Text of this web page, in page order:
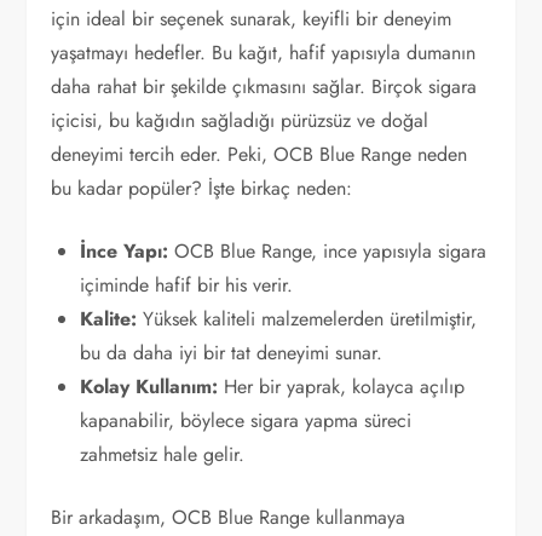
için ideal bir seçenek sunarak, keyifli bir deneyim
yaşatmayı hedefler. Bu kağıt, hafif yapısıyla dumanın
daha rahat bir şekilde çıkmasını sağlar. Birçok sigara
içicisi, bu kağıdın sağladığı pürüzsüz ve doğal
deneyimi tercih eder. Peki, OCB Blue Range neden
bu kadar popüler? İşte birkaç neden:
İnce Yapı: OCB Blue Range, ince yapısıyla sigara
içiminde hafif bir his verir.
Kalite: Yüksek kaliteli malzemelerden üretilmiştir,
bu da daha iyi bir tat deneyimi sunar.
Kolay Kullanım: Her bir yaprak, kolayca açılıp
kapanabilir, böylece sigara yapma süreci
zahmetsiz hale gelir.
Bir arkadaşım, OCB Blue Range kullanmaya